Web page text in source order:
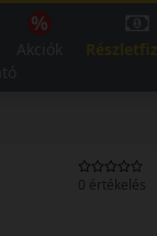
0 értékelés